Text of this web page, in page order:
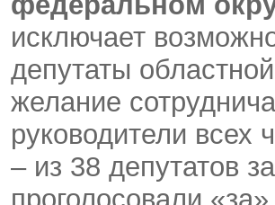
исключает
депутаты
желание
руководители всех
– из 38 депутатов